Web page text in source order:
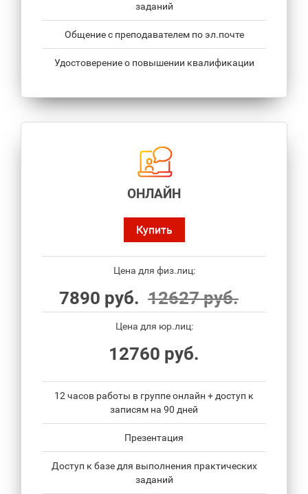
заданий
Общение с преподавателем по эл.почте
Удостоверение о повышении квалификации
ОНЛАЙН
Купить
Цена для физ.лиц:
7890 руб. 12627 руб.
Цена для юр.лиц:
12760 руб.
12 часов работы в группе онлайн + доступ к
записям на 90 дней
Презентация
Доступ к базе для выполнения практических
заданий